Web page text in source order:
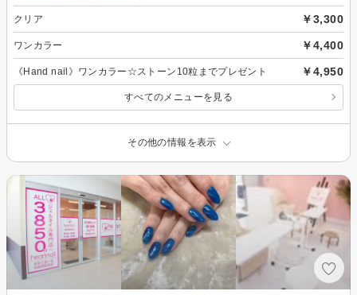
クリア ￥3,300
ワンカラー ￥4,400
《Hand nail》ワンカラー☆ストーン10粒までプレゼント ￥4,950
すべてのメニューを見る
その他の情報を表示